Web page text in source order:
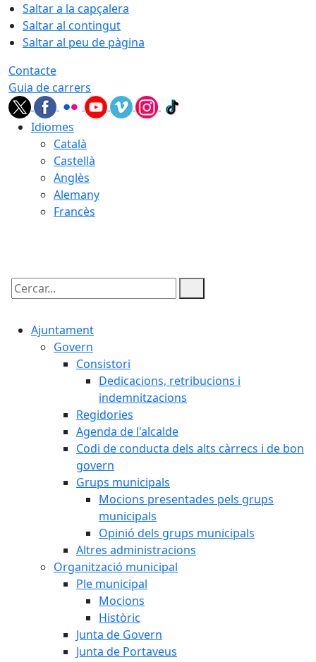
Saltar a la capçalera
Saltar al contingut
Saltar al peu de pàgina
Contacte
Guia de carrers
Idiomes
Català
Castellà
Anglès
Alemany
Francès
Cercar:
Ajuntament
Govern
Consistori
Dedicacions, retribucions i
indemnitzacions
Regidories
Agenda de l'alcalde
Codi de conducta dels alts càrrecs i de bon
govern
Grups municipals
Mocions presentades pels grups
municipals
Opinió dels grups municipals
Altres administracions
Organització municipal
Ple municipal
Mocions
Històric
Junta de Govern
Junta de Portaveus